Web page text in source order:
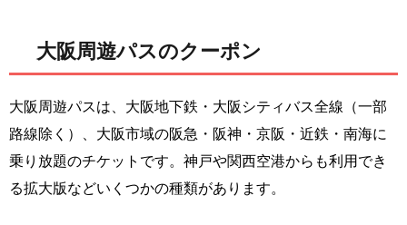
大阪周遊パスのクーポン
大阪周遊パスは、大阪地下鉄・大阪シティバス全線（一部
路線除く）、大阪市域の阪急・阪神・京阪・近鉄・南海に
乗り放題のチケットです。神戸や関西空港からも利用でき
る拡大版などいくつかの種類があります。